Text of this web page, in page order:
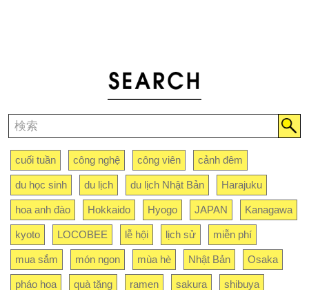
cuối tuần công nghệ công viên cảnh đêm
du học sinh du lịch du lịch Nhật Bản Harajuku
hoa anh đào Hokkaido Hyogo JAPAN Kanagawa
kyoto LOCOBEE lễ hội lịch sử miễn phí
mua sắm món ngon mùa hè Nhật Bản Osaka
pháo hoa quà tặng ramen sakura shibuya